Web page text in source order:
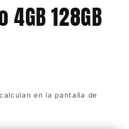
128GB
en la pantalla de